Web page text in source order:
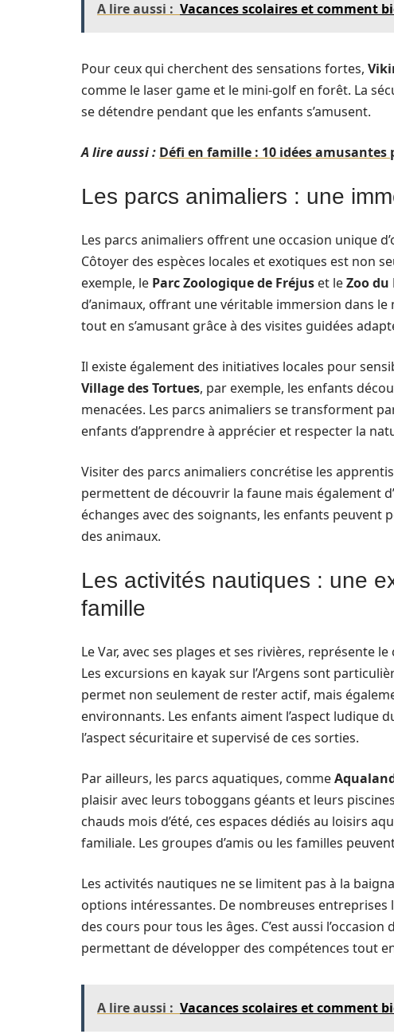
A lire aussi : Vacances scolaires et comment
Pour ceux qui cherchent des sensations fortes,
comme le laser game et le mini-golf en forêt. La
se détendre pendant que les enfants s’amusent.
A lire aussi : Défi en famille : 10 idées
Les parcs animaliers : une
Les parcs animaliers offrent une occasion unique
Côtoyer des espèces locales et exotiques est non
exemple, le Parc Zoologique de Fréjus et leZoo
d’animaux, offrant une véritable immersion dans
tout en s’amusant grâce à des visites guidées
Il existe également des initiatives locales pour
Village des Tortues, par exemple, les enfants
menacées. Les parcs animaliers se transforment
enfants d’apprendre à apprécier et respecter la
Visiter des parcs animaliers concrétise les
permettent de découvrir la faune mais également
échanges avec des soignants, les enfants
des animaux.
Les activités nautiques : une
famille
Le Var, avec ses plages et ses rivières, représente
Les excursions en kayak sur l’Argens sont
permet non seulement de rester actif, mais
environnants. Les enfants aiment l’aspect ludique
l’aspect sécuritaire et supervisé de ces sorties.
Par ailleurs, les parcs aquatiques, comme
plaisir avec leurs toboggans géants et leurs
chauds mois d’été, ces espaces dédiés au loisirs
familiale. Les groupes d’amis ou les familles
Les activités nautiques ne se limitent pas à la
options intéressantes. De nombreuses
des cours pour tous les âges. C’est aussi
permettant de développer des compétences tout
A lire aussi : Vacances scolaires et comment